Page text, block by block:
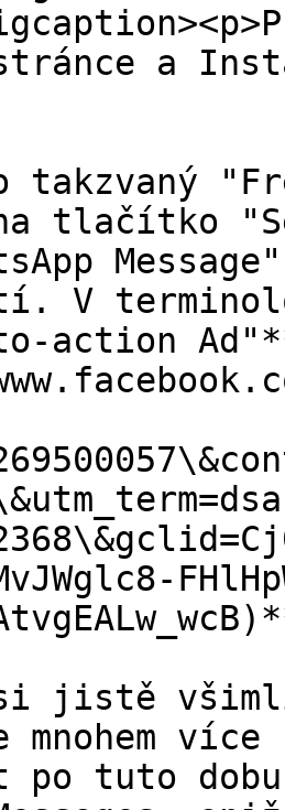
a
takzvaný
tlačítko
V
action
jistě
více
po tuto